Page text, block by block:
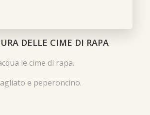
DELLE CIME DI RAPA
le cime di rapa.
e peperoncino.